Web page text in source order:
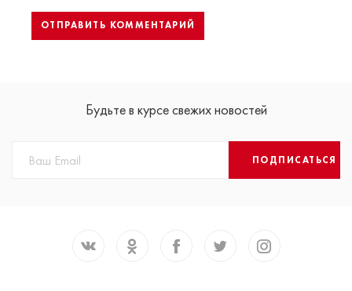
Будьте в курсе свежих новостей
ПОДПИСАТЬСЯ